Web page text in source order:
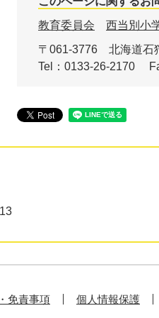
教育委員会
西当別小
〒061-3776
北海道石
Tel：0133-26-2170
免責事項 個人情報保護